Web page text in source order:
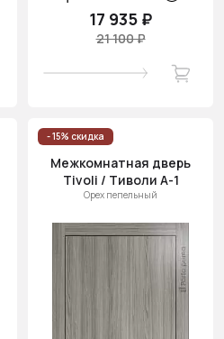
17 935 ₽
21 100 ₽
- 15% скидка
Межкомнатная дверь
Tivoli / Тиволи А-1
Орех пепельный